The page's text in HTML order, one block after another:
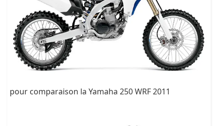
pour comparaison la Yamaha 250 WRF 2011